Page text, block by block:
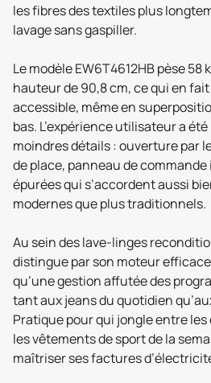
les fibres des textiles plus
lavage sans gaspiller.
Le modèle EW6T4612HB pèse
hauteur de 90,8 cm, ce qui en
accessible, même en
bas. L’expérience utilisateur a
moindres détails : ouverture par
de place, panneau de
épurées qui s’accordent aussi
modernes que plus traditionnels.
Au sein des lave-linges
distingue par son moteur
qu’une gestion affutée des
tant aux jeans du quotidien
Pratique pour qui jongle entre
les vêtements de sport de la
maîtriser ses factures